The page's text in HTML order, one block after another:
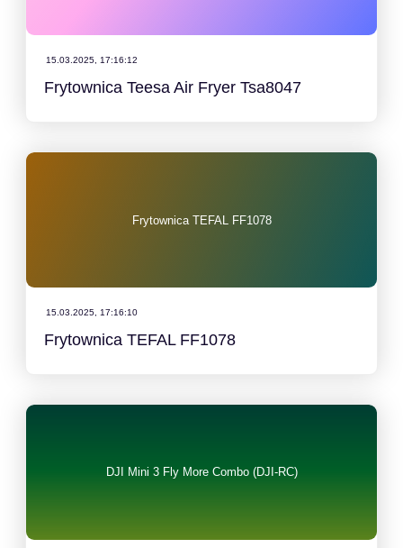
15.03.2025, 17:16:12
Frytownica Teesa Air Fryer Tsa8047
Frytownica TEFAL FF1078
15.03.2025, 17:16:10
Frytownica TEFAL FF1078
DJI Mini 3 Fly More Combo (DJI-RC)